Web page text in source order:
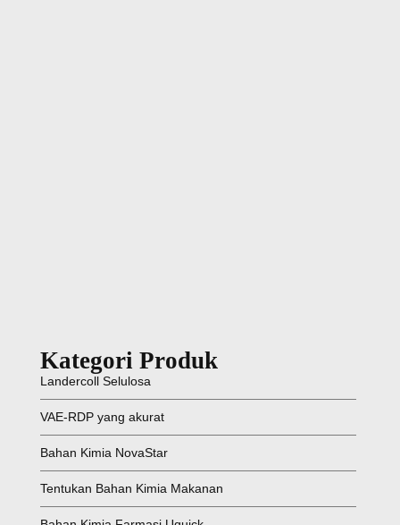
Kategori Produk
Landercoll Selulosa
VAE-RDP yang akurat
Bahan Kimia NovaStar
Tentukan Bahan Kimia Makanan